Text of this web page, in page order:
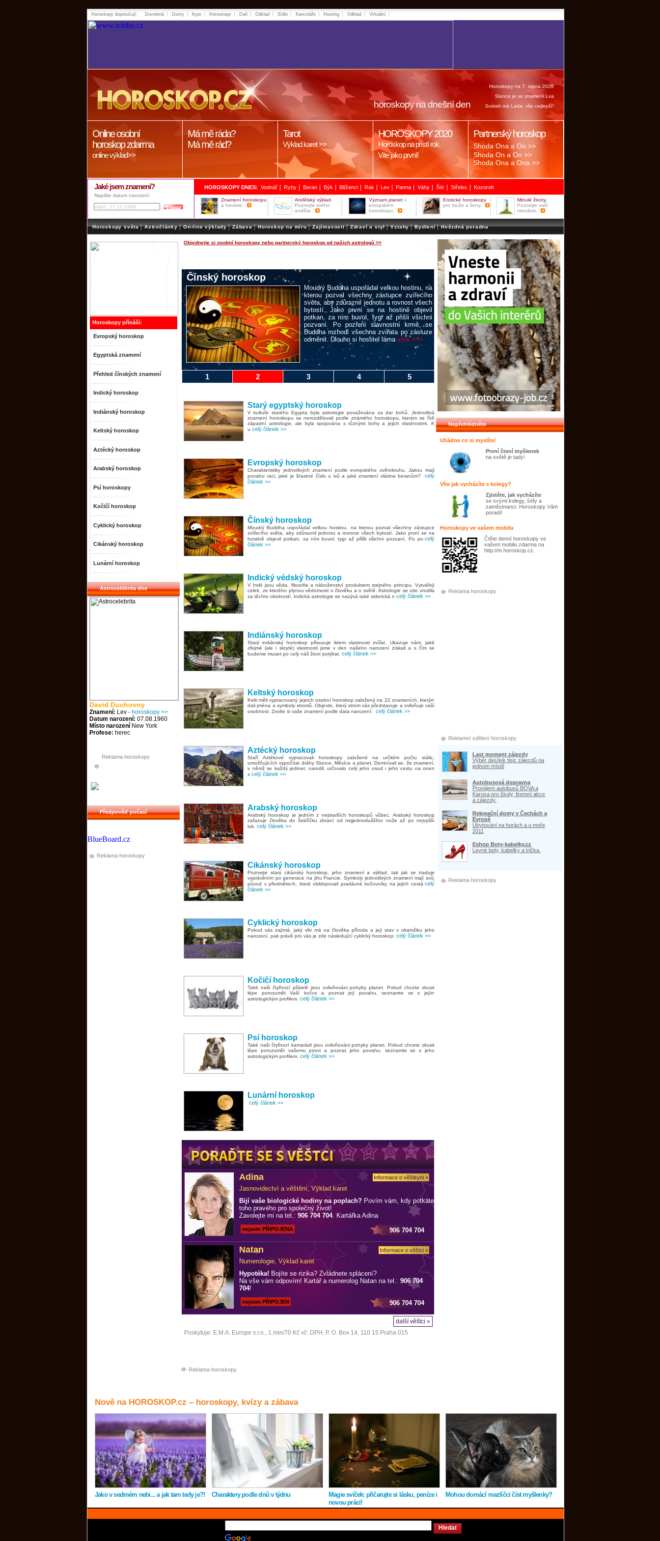
Horoskopy doporučují: Dovolená Domy Kypr Horoskopy Daň Odklad Sídlo Kanceláře Hosting Odklad Virtuální
Horoskopy na 7. srpna 2026
Slunce je ve znamení Lva
Svátek má Lada, vše nejlepší!
horoskopy na dnešní den
Online osobní
horoskop zdarma
online výklad>>
Má mě ráda?
Má mě rád?
Tarot
Výklad karet >>
HOROSKOPY 2020
Horoskop na přístí rok.
Víte jako první!
Partnerský horoskop
Shoda Ona a On >>
Shoda On a On >>
Shoda Ona a Ona >>
Jaké jsem znamení?
Napište datum narození:
HOROSKOPY DNES: Vodnář Ryby Beran Býk Blíženci Rak Lev Panna Váhy Štír Střelec Kozoroh
Znamení horoskopu
a havárie.
Andělský výklad.
Poznejte svého
anděla.
Význam planet v
evropském
horoskopu.
Erotické horoskopy
pro muže a ženy.
Minulé životy.
Poznejte vaší
minulost.
Horoskopy světa | Astročlánky | On-line výklady | Zábava | Horoskop na míru | Zajímavosti | Zdraví a styl | Vztahy | Bydlení | Hvězdná poradna
Horoskopy přínáší:
Evropský horoskop
Egyptská znamení
Přehled čínských znamení
Indický horoskop
Indiánský horoskop
Keltský horoskop
Aztécký horoskop
Arabský horoskop
Psí horoskopy
Kočičí horoskop
Cyklický horoskop
Cikánský horoskop
Lunární horoskop
Astrocelebrita dne
David Duchovny
Znamení: Lev - horoskopy >>
Datum narození: 07.08.1960
Místo narození New York
Profese: herec
Reklama horoskopy
Předpověď počasí
BlueBoard.cz
Reklama horoskopy
Objednejte si osobní horoskopy nebo partnerský horoskop od našich astrologů >>
Čínský horoskop
Moudrý Buddha uspořádal velkou hostinu, na
kterou pozval všechny zástupce zvířecího
světa, aby zdůraznil jednotu a rovnost všech
bytostí. Jako první se na hostině objevil
potkan, za ním buvol, tygr až přišli všichni
pozvaní. Po pozření slavnostní krmě, se
Buddha rozhodl všechna zvířata po zásluze
odměnit. Dlouho si hostitel láma více >>>
1 2 3 4 5
Starý egyptský horoskop
V kultuře starého Egypta byla astrologie považována za dar bohů. Jednotlivá
znamení horoskopu se nerozdělovali podle známého horoskopu, kterým se řídí
západní astrologie, ale byla spojována s různými bohy a jejich vlastnostmi. K
u celý článek >>
Evropský horoskop
Charakteristiky jednotlivých znamení podle evropského zvěrokruhu. Jakou mají
povahu raci, jaké je šťastné číslo u lvů a jaké znamení vládne beranům?
celý
článek >>
Čínský horoskop
Moudrý Buddha uspořádal velkou hostinu, na kterou pozval všechny zástupce
zvířecího světa, aby zdůraznil jednotu a rovnost všech bytostí. Jako první se na
hostině objevil potkan, za ním buvol, tygr až přišli všichni pozvaní. Po po celý
článek >>
Indický védský horoskop
V Indii jsou věda, filosofie a náboženství produktem stejného principu. Vytvářejí
celek, ze kterého plynou vědomosti o člověku a o světě. Astrologie se zde zrodila
za těchto okolností. Indická astrologie se nazývá také siderická n celý článek >>
Indiánský horoskop
Starý indiánský horoskop přisuzuje lidem vlastnosti zvířat. Ukazuje nám, jaké
zřejmé (ale i skryté) vlastnosti jsme v den našeho narození získali a s čím se
budeme muset po celý náš život potýkat. celý článek >>
Keltský horoskop
Kelti měli vypracovaný jejeich osobní horoskop založený na 22 znameních, kterým
dali jména a symboly stromů. Objevte, který strom vás představuje a ovlivňuje vaší
osobnost. Zvolte si vaše znamení podle data narození:
celý článek >>
Aztécký horoskop
Staří Aztékové vypracovali horoskopy založené na určitém počtu stálic,
umožňujících vypočítat dráhy Slunce, Měsíce a planet. Domnívali se, že znamení,
v němž se každý jedinec narodil, určovalo celý jeho osud i jeho cestu na onen
s celý článek >>
Arabský horoskop
Arabský horoskop je jedním z nejstarších horoskopů vůbec. Arabský horoskop
zařazuje člověka do žebříčku zbraní od nejjednoduššího nože až po nejvyšší
luk. celý článek >>
Cikánský horoskop
Poznejte starý cikánský horoskop, jeho znamení a výklad, tak jak se traduje
vyprávěním po generace na jihu Francie. Symboly jednotlivých znamení mají svůj
původ v předmětech, které obklopovali pradávné kočovníky na jejich cestá celý
článek >>
Cyklický horoskop
Pokud vás zajímá, jaký vliv má na člověka příroda a její stav v okamžiku jeho
narození, pak právě pro vás je zde následující cyklický horoskop: celý článek >>
Kočičí horoskop
Také naši čtyřnozí přátelé jsou ovlivňováni pohyby planet. Pokud chcete zkusit
lépe porozumět Vaší kočce a poznat její povahu, seznamte se s jejím
astrologickým profilem. celý článek >>
Psí horoskop
Také naši čtyřnozí kamarádi jsou ovlivňováni pohyby planet. Pokud chcete zkusit
lépe porozumět vašemu psovi a poznat jeho povahu, seznamte se s jeho
astrologickým profilem. celý článek >>
Lunární horoskop
celý článek >>
Adina
Jasnovidectví a věštění, Výklad karet
Informace o věštkyni »
Bijí vaše biologické hodiny na poplach? Povím vám, kdy potkáte
toho pravého pro společný život!
Zavolejte mi na tel.: 906 704 704. Kartářka Adina
nejsem PŘIPOJENA 906 704 704
Natan
Numerologie, Výklad karet
Informace o věštci »
Hypotéka! Bojíte se rizika? Zvládnete splácení?
Na vše vám odpovím! Kartář a numerolog Natan na tel.: 906 704
704!
nejsem PŘIPOJEN 906 704 704
další věštci »
Poskytuje: E.M.A. Europe s.r.o., 1 min/70 Kč vč. DPH, P. O. Box 14, 110 15 Praha 015
Reklama horoskopy
Nepřehlédněte
Uhádne co si myslíte!
První čtení myšlenek
na světě je tady!
Víte jak vycházíte s kolegy?
Zjistěte, jak vycházíte
se svými kolegy, šéfy a
zaměstnanci. Horoskopy Vám
poradí!
Horoskopy ve vašem mobilu
Čtěte denní horoskopy ve
vašem mobilu zdarma na
http://m.horoskop.cz.
Reklama horoskopy
Reklamní sdělení horoskopy
Last moment zájezdy
Výběr desítek tisic zájezdů na
jednom místě
Autobusová dopravna
Pronájem autobusů BOVA a
Karosa pro školy, firemní akce
a zájezdy.
Rekreační domy v Čechách a
Evropě
Ubytování na horách a u moře
2011
Eshop Boty-kabelky.cz
Levné boty, kabelky a trička.
Reklama horoskopy
Nově na HOROSKOP.cz – horoskopy, kvízy a zábava
Jako v sedmém nebi... a jak tam tedy je?! Charaktery podle dnů v týdnu Magie svíček: přičarujte si lásku, peníze i
novou práci!
Mohou domácí mazlíčci číst myšlenky?